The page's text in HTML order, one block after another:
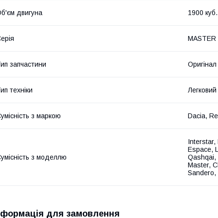
двигуна 1900
запчастини Оригінал
техніки
з маркою Dacia,
з моделлю
Interstar,
Espace,
Qashqai,
Master,
Sandero,
для замовлення